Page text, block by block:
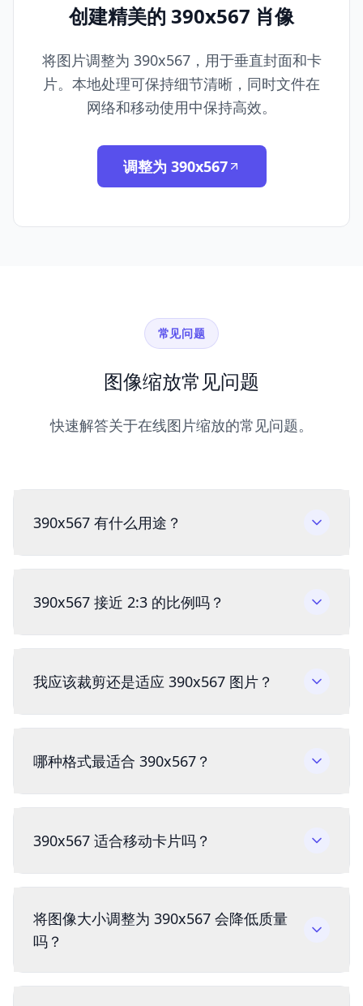
创建精美的 390x567 肖像
将图片调整为 390x567，用于垂直封面和卡
片。本地处理可保持细节清晰，同时文件在
网络和移动使用中保持高效。
调整为 390x567
常见问题
图像缩放常见问题
快速解答关于在线图片缩放的常见问题。
390x567 有什么用途？
390x567 接近 2:3 的比例吗？
我应该裁剪还是适应 390x567 图片？
哪种格式最适合 390x567？
390x567 适合移动卡片吗？
将图像大小调整为 390x567 会降低质量
吗？